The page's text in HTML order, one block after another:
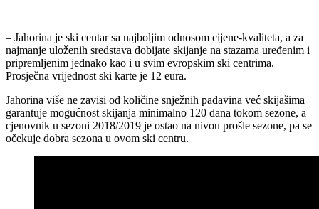
– Jahorina je ski centar sa najboljim odnosom cijene-kvaliteta, a za
najmanje uloženih sredstava dobijate skijanje na stazama uređenim i
pripremljenim jednako kao i u svim evropskim ski centrima.
Prosječna vrijednost ski karte je 12 eura.
Jahorina više ne zavisi od količine snježnih padavina već skijašima
garantuje mogućnost skijanja minimalno 120 dana tokom sezone, a
cjenovnik u sezoni 2018/2019 je ostao na nivou prošle sezone, pa se
očekuje dobra sezona u ovom ski centru.